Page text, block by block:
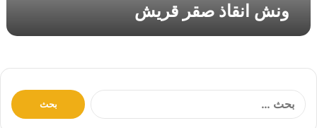
ي
ش
ونش انقاذ صقر قريش